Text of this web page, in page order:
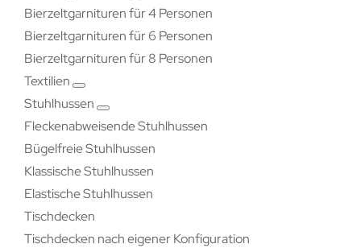
Bierzeltgarnituren für 4 Personen
Bierzeltgarnituren für 6 Personen
Bierzeltgarnituren für 8 Personen
Textilien
Stuhlhussen
Fleckenabweisende Stuhlhussen
Bügelfreie Stuhlhussen
Klassische Stuhlhussen
Elastische Stuhlhussen
Tischdecken
Tischdecken nach eigener Konfiguration